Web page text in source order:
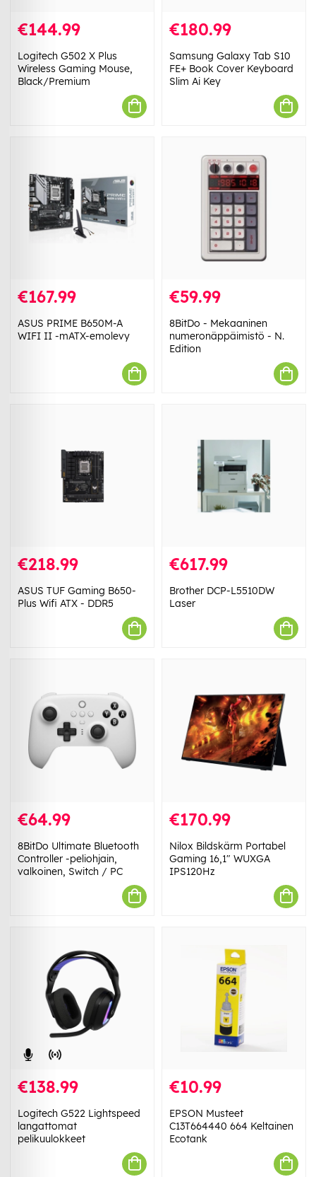
€144.99
Logitech G502 X Plus
Wireless Gaming Mouse,
Black/Premium
€180.99
Samsung Galaxy Tab S10
FE+ Book Cover Keyboard
Slim Ai Key
€167.99
ASUS PRIME B650M-A
WIFI II -mATX-emolevy
€59.99
8BitDo - Mekaaninen
numeronäppäimistö - N.
Edition
€218.99
ASUS TUF Gaming B650-
Plus Wifi ATX - DDR5
€617.99
Brother DCP-L5510DW
Laser
€64.99
8BitDo Ultimate Bluetooth
Controller -peliohjain,
valkoinen, Switch / PC
€170.99
Nilox Bildskärm Portabel
Gaming 16,1" WUXGA
IPS120Hz
€138.99
Logitech G522 Lightspeed
langattomat
pelikuulokkeet
€10.99
EPSON Musteet
C13T664440 664 Keltainen
Ecotank